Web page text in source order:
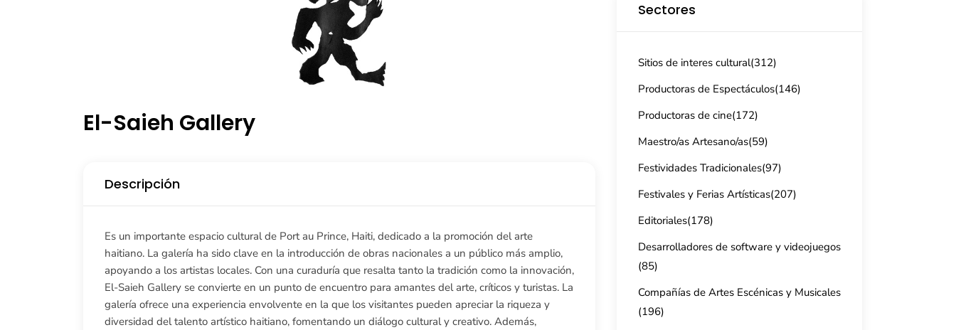
El-Saieh Gallery
Descripción
Es un importante espacio cultural de Port au Prince, Haiti, dedicado a la promoción del arte
haitiano. La galería ha sido clave en la introducción de obras nacionales a un público más amplio,
apoyando a los artistas locales. Con una curaduría que resalta tanto la tradición como la innovación,
El-Saieh Gallery se convierte en un punto de encuentro para amantes del arte, críticos y turistas. La
galería ofrece una experiencia envolvente en la que los visitantes pueden apreciar la riqueza y
diversidad del talento artístico haitiano, fomentando un diálogo cultural y creativo. Además,
Sectores
Sitios de interes cultural(312)
Productoras de Espectáculos(146)
Productoras de cine(172)
Maestro/as Artesano/as(59)
Festividades Tradicionales(97)
Festivales y Ferias Artísticas(207)
Editoriales(178)
Desarrolladores de software y videojuegos
(85)
Compañías de Artes Escénicas y Musicales
(196)